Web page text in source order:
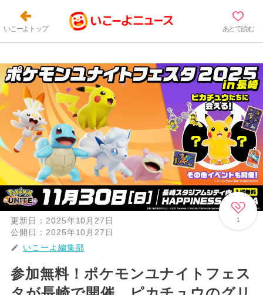
いこーよトップ あとで読む
1
更新日： 2025年10月27日
公開日： 2025年10月27日
いこーよ編集部
参加無料！ポケモンユナイトフェス